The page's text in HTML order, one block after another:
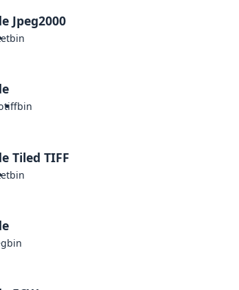
Jpeg2000
bin
bin
Tiled TIFF
bin
bin